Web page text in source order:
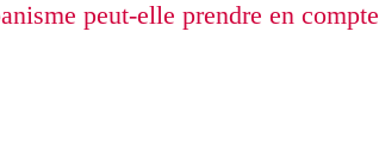
peut-elle prendre en compte